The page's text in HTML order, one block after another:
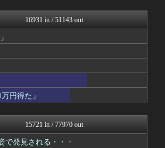
まとめたニュース
ゴールデンタイムズ
海外の万国反応記＠海外の反...
ガハろぐNewsヽ(･ω･...
フィルダースチョイス
スコールちゃんねる｜２ちゃ...
おーるじゃんる
コノユビニュース｜みんなの...
16931 in / 51143 out
円得た」
15721 in / 77970 out
で発見される・・・